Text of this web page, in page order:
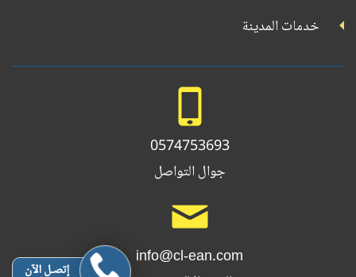
خدمات المدينة
0574753693
جوال التواصل
info@cl-ean.com
إتصـل الآن